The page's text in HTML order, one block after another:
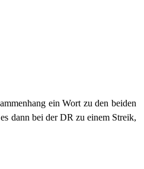
ein Wort zu den beiden
dann bei der DR zu einem Streik,